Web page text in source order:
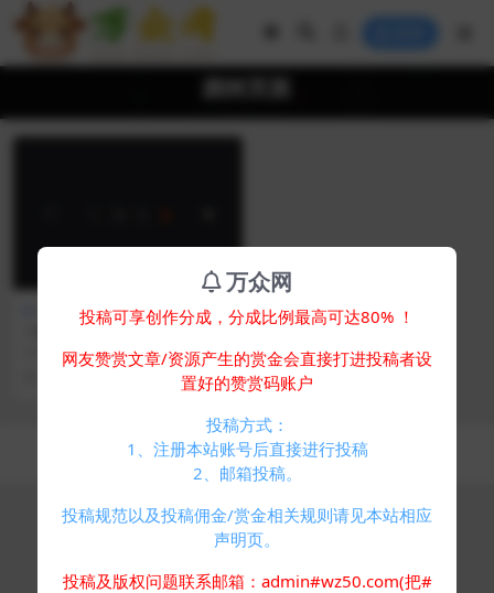
免费专区 其他源码
一款好看的即将跳转页面html
介绍： 一款好看的即将跳转界面源
码 比较美观的一个跳转界面 图片：
0
Copyright © 2024万众网- All rights reserved
浙ICP备05025058号-4
万众网
投稿可享创作分成，分成比例最高可达80% ！
网友赞赏文章/资源产生的赏金会直接打进投稿者设
置好的赞赏码账户
投稿方式：
1、注册本站账号后直接进行投稿
2、邮箱投稿。
投稿规范以及投稿佣金/赏金相关规则请见本站相应
声明页。
投稿及版权问题联系邮箱：admin#wz50.com(把#